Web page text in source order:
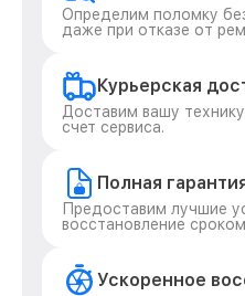
Определим поломку
даже при отказе от
Курьерская
Доставим вашу
счет сервиса.
Полная
Предоставим лучшие
восстановление
Ускоренное